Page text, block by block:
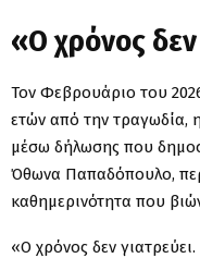
«Ο χρόνος δεν
Τον Φεβρουάριο του
ετών από την τραγωδία,
μέσω δήλωσης που
Όθωνα Παπαδόπουλο,
καθημερινότητα που
«Ο χρόνος δεν